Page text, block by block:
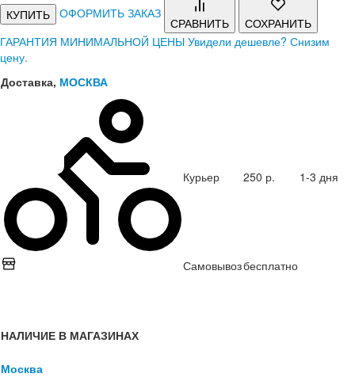
КУПИТЬ ОФОРМИТЬ ЗАКАЗ
СРАВНИТЬ
СОХРАНИТЬ
ГАРАНТИЯ МИНИМАЛЬНОЙ ЦЕНЫ Увидели дешевле? Снизим
цену.
Доставка, МОСКВА
Курьер 250 р. 1-3 дня
Самовывозбесплатно
НАЛИЧИЕ В МАГАЗИНАХ
Москва